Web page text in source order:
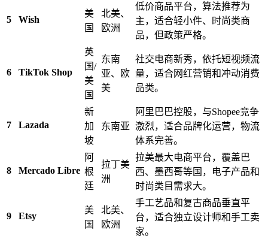
5 Wish
美
国
北美、
欧洲
低价商品平台，算法推荐为
主，适合轻小件、时尚类商
品，但政策严格。
6 TikTok Shop
英
国/
美
国
东南
亚、欧
美
社交电商新秀，依托短视频流
量，适合网红营销和冲动消费
品类。
7 Lazada
新
加
坡
东南亚
阿里巴巴控股，与Shopee竞争
激烈，适合品牌化运营，物流
体系完善。
8 Mercado Libre
阿
根
廷
拉丁美
洲
拉美最大电商平台，覆盖巴
西、墨西哥等国，电子产品和
时尚类目需求大。
9 Etsy
美
国
北美、
欧洲
手工艺品和复古商品垂直平
台，适合独立设计师和手工卖
家。